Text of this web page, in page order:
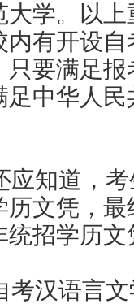
学。以
内有开设
要满足
足中华人
应知道，
历文凭，
统招学历文
考汉语言